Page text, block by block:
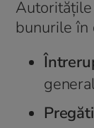
bunurile în